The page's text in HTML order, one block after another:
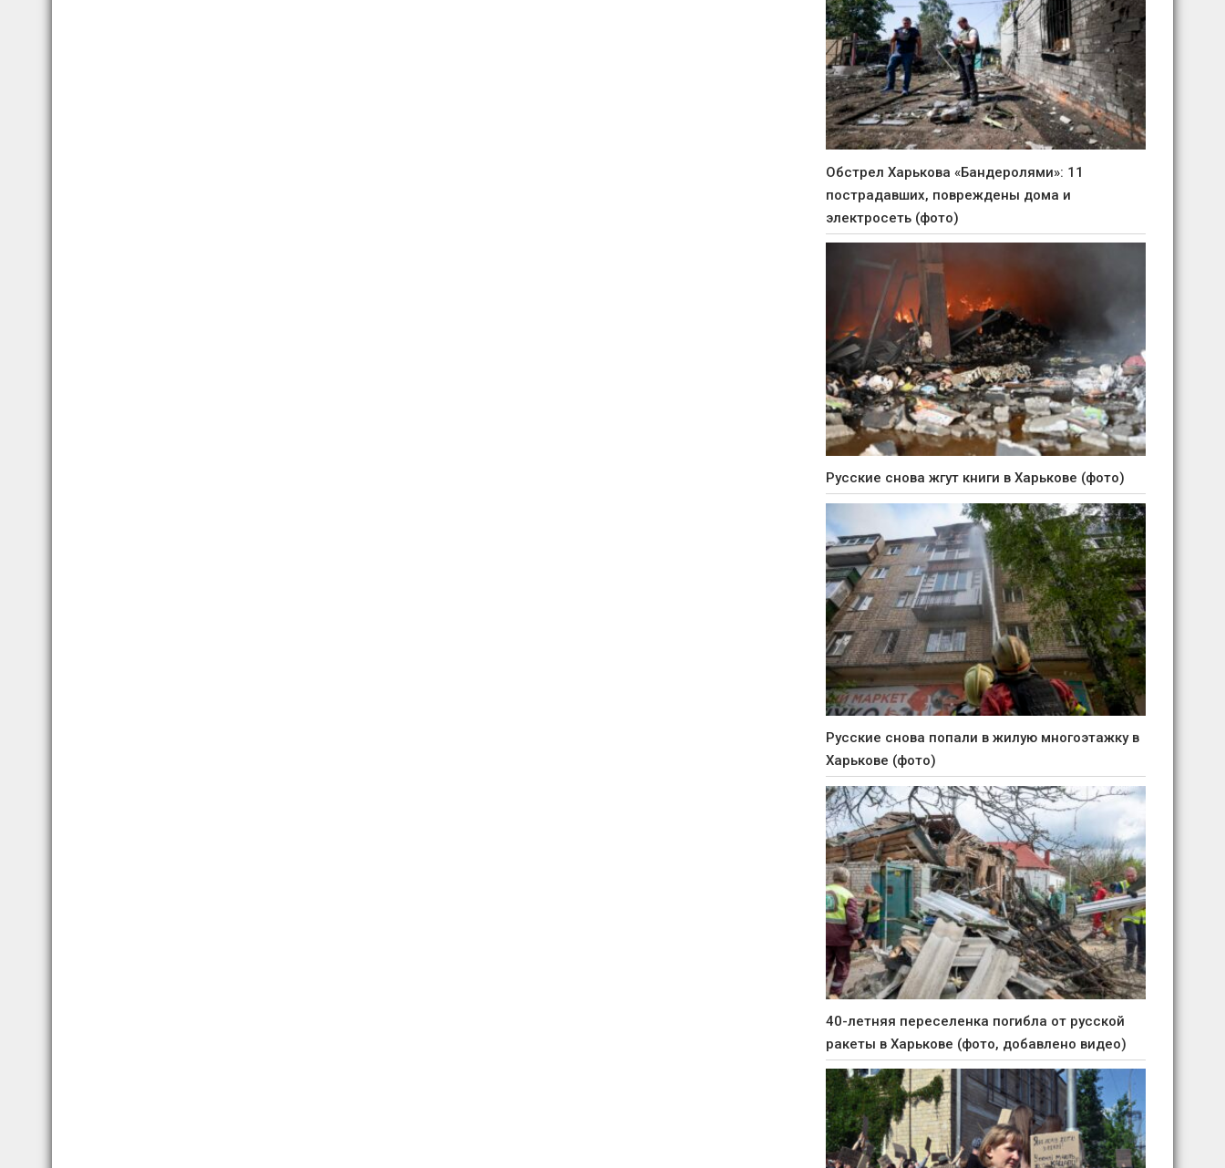
Обстрел Харькова «Бандеролями»: 11
пострадавших, повреждены дома и
электросеть (фото)
Русские снова жгут книги в Харькове (фото)
Русские снова попали в жилую многоэтажку в
Харькове (фото)
40-летняя переселенка погибла от русской
ракеты в Харькове (фото, добавлено видео)